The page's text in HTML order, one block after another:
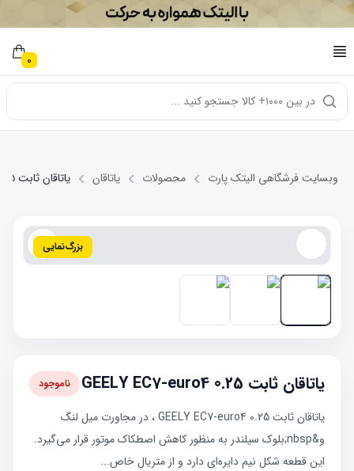
0
در بین ۱۰۰۰+ کالا جستجو کنید ...
وبسایت فرشگاهی الیتک پارت محصولات یاتاقان یاتاقان ثابت 0.25 GEELY EC7-euro4
بزرگ‌نمایی
یاتاقان ثابت 0.25 GEELY EC7-euro4 ناموجود
یاتاقان ثابت 0.25 GEELY EC7-euro4 ، در مجاورت میل لنگ
و&nbsp;بلوک سیلندر به منظور کاهش اصطکاک موتور قرار می‌گیرد.
این قطعه شکل نیم دایره‌ای دارد و از متریال خاص...